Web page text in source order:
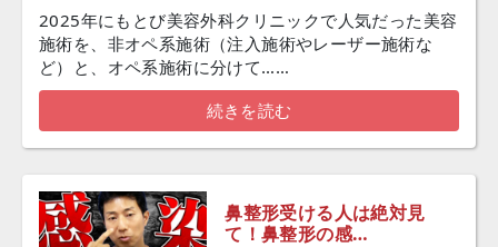
2025年にもとび美容外科クリニックで人気だった美容
施術を、非オペ系施術（注入施術やレーザー施術な
ど）と、オペ系施術に分けて……
続きを読む
鼻整形受ける人は絶対見
て！鼻整形の感…